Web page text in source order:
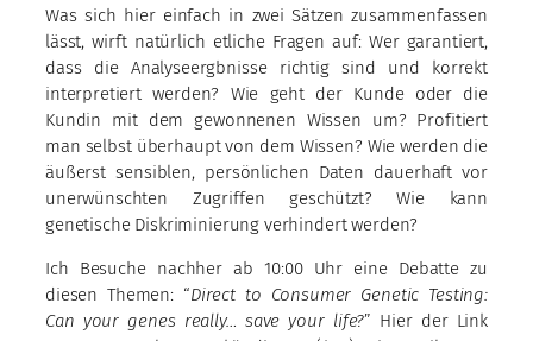
Was sich hier einfach in zwei Sätzen zusammenfassen
lässt, wirft natürlich etliche Fragen auf: Wer garantiert,
dass die Analyseergbnisse richtig sind und korrekt
interpretiert werden? Wie geht der Kunde oder die
Kundin mit dem gewonnenen Wissen um? Profitiert
man selbst überhaupt von dem Wissen? Wie werden die
äußerst sensiblen, persönlichen Daten dauerhaft vor
unerwünschten Zugriffen geschützt? Wie kann
genetische Diskriminierung verhindert werden?
Ich Besuche nachher ab 10:00 Uhr eine Debatte zu
diesen Themen: “Direct to Consumer Genetic Testing:
Can your genes really… save your life?” Hier der Link